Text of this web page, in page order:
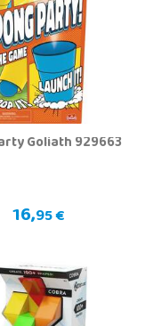
Goliath 929663
16,95 €